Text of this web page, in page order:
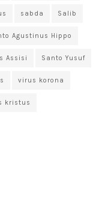
sabda Salib
Agustinus Hippo
Assisi Santo Yusuf
virus korona
kristus